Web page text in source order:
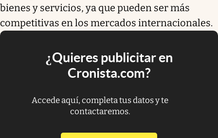
bienes y servicios, ya que pueden ser más
competitivas en los mercados internacionales.
¿Quieres publicitar en
Cronista.com?
Accede aquí, completa tus datos y te
contactaremos.